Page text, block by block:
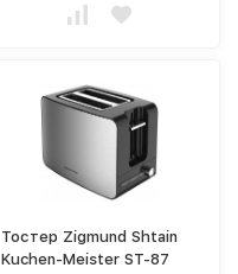
Тостер Zigmund Shtain
Kuchen-Meister ST-87